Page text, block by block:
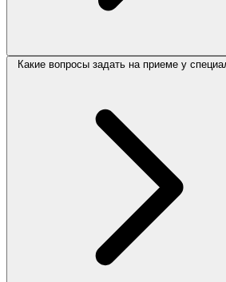
Какие вопросы задать на приеме у